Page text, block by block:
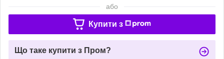
або
Купити з
Що таке купити з Пром?